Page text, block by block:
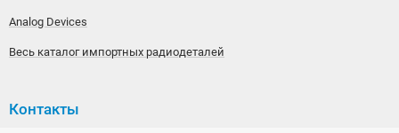
Analog Devices
Весь каталог импортных радиодеталей
Контакты